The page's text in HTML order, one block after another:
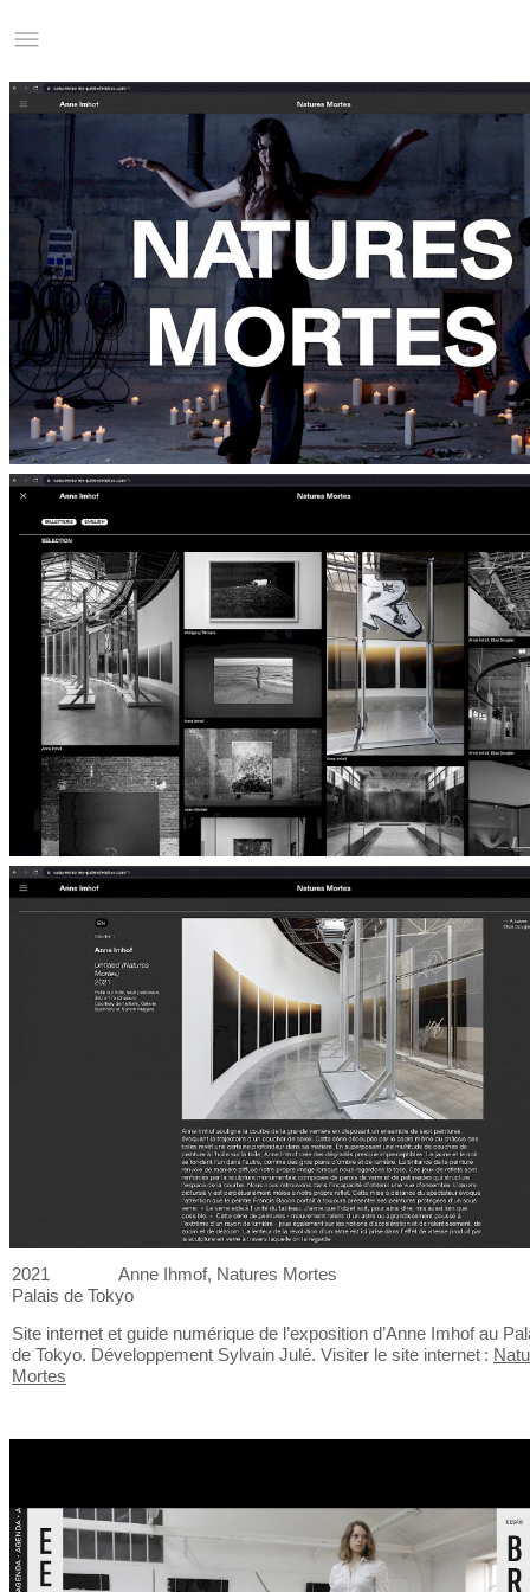
2021
Anne Ihmof, Natures Mortes
Palais de Tokyo
Site internet et guide numérique de l’exposition d’Anne Imhof au
de Tokyo. Développement Sylvain Julé. Visiter le site internet :
Mortes